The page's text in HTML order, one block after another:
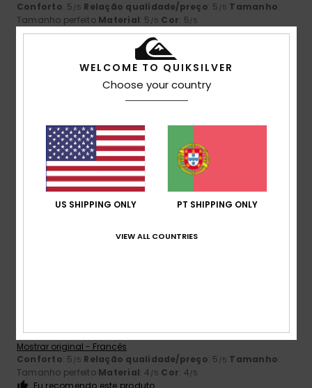
Conforto: 5 /5 Relação qualidade/preço: 5 /5 Tamanho:
Tamanho perfeito Material: 5 /5 Cor: 5/5
Eu recomendo este produto
5/5
Laurence7. Julho 2026
bonita t-shirt One Piece Pirates
Mostrar original - Francês
Conforto: 5/5 Relação qualidade/preço
Eu recomendo este produto
Corresponde A
Mostrar original - Francês
Conforto: 5 /5 Relação qualidade/preço: 5 /5 Tamanho:
Tamanho perfeito Material: 4 /5 Cor: 4/5
Eu recomendo este produto
WELCOME TO QUIKSILVER
Choose your country
US SHIPPING ONLY PT SHIPPING ONLY
VIEW ALL COUNTRIES